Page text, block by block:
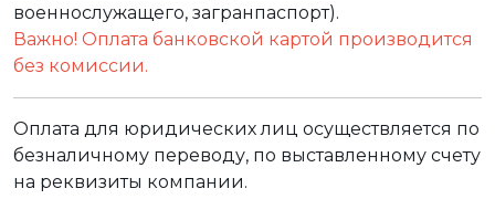
военнослужащего, загранпаспорт).
Важно! Оплата банковской картой производится
без комиссии.
Оплата для юридических лиц осуществляется по
безналичному переводу, по выставленному счету
на реквизиты компании.